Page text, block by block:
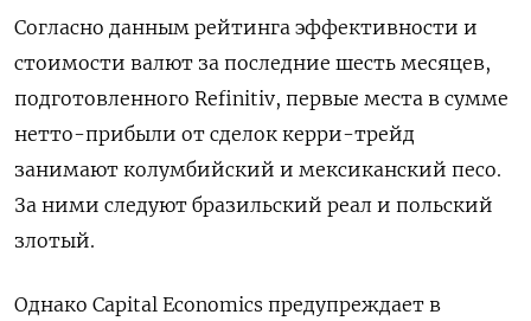
Согласно данным рейтинга эффективности и
стоимости валют за последние шесть месяцев,
подготовленного Refinitiv, первые места в сумме
нетто-прибыли от сделок керри-трейд
занимают колумбийский и мексиканский песо.
За ними следуют бразильский реал и польский
злотый.
Однако Capital Economics предупреждает в